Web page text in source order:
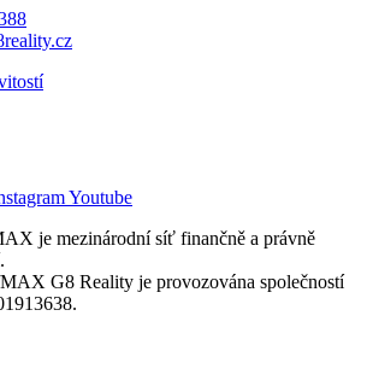
Youtube
je mezinárodní síť finančně a právně
G8 Reality je provozována společností